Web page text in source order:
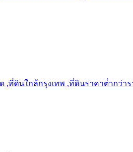
ที่ดินใกล้กรุงเทพ ,ที่ดินราคาต่ํากว่าร